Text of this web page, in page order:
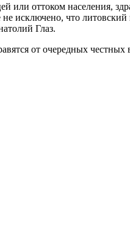
оттоком населения,
исключено, что
Глаз.
от очередных